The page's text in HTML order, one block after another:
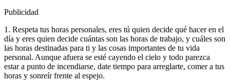
Publicidad
1. Respeta tus horas personales, eres tú quien decide qué hacer en el
día y eres quien decide cuántas son las horas de trabajo, y cuáles son
las horas destinadas para ti y las cosas importantes de tu vida
personal. Aunque afuera se esté cayendo el cielo y todo parezca
estar a punto de incendiarse, date tiempo para arreglarte, comer a tus
horas y sonreír frente al espejo.